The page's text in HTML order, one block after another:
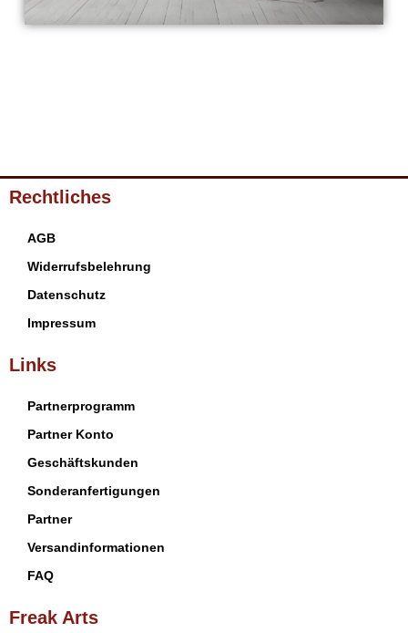
Rechtliches
AGB
Widerrufsbelehrung
Datenschutz
Impressum
Links
Partnerprogramm
Partner Konto
Geschäftskunden
Sonderanfertigungen
Partner
Versandinformationen
FAQ
Freak Arts